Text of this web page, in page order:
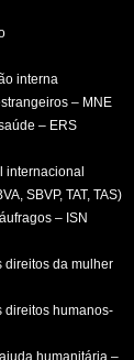
interna
– MNE
– ERS
internacional
SBVP, TAT, TAS)
– ISN
direitos da mulher
direitos humanos-
humanitária –